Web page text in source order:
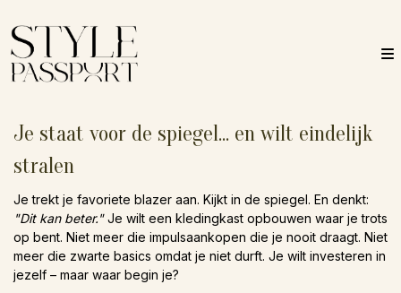
Je staat voor de spiegel... en wilt eindelijk
stralen
Je trekt je favoriete blazer aan. Kijkt in de spiegel. En denkt:
"Dit kan beter."Je wilt een kledingkast opbouwen waar je trots
op bent. Niet meer die impulsaankopen die je nooit draagt. Niet
meer die zwarte basics omdat je niet durft. Je wilt investeren in
jezelf – maar waar begin je?